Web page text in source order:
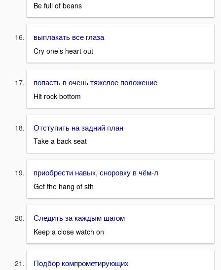
Be full of beans
выплакать все глаза
Cry one’s heart out
попасть в очень тяжелое положение
Hit rock bottom
Отступить на задний план
Take a back seat
приобрести навык, сноровку в чём-л
Get the hang of sth
Следить за каждым шагом
Keep a close watch on
Подбор компрометирующих